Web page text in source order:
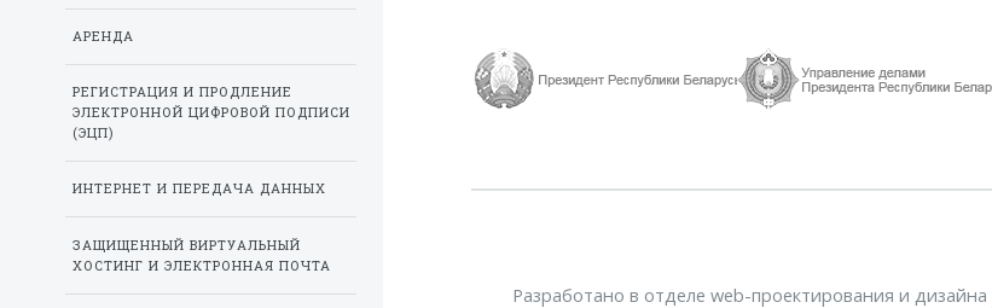
Разработано в отделе web-проектирования и дизайна
АРЕНДА
РЕГИСТРАЦИЯ И ПРОДЛЕНИЕ
ЭЛЕКТРОННОЙ ЦИФРОВОЙ ПОДПИСИ
(ЭЦП)
ИНТЕРНЕТ И ПЕРЕДАЧА ДАННЫХ
ЗАЩИЩЕННЫЙ ВИРТУАЛЬНЫЙ
ХОСТИНГ И ЭЛЕКТРОННАЯ ПОЧТА